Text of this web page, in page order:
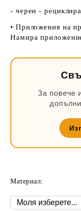
- черен -
• Приложения на
Намира
За повече
Материал: